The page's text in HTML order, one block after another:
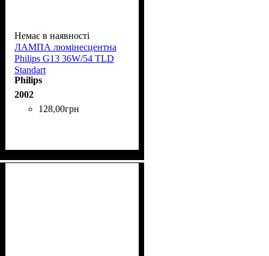
Немає в наявності
ЛАМПА люмінесцентна
Phіlіps G13 36W/54 TLD
Standart
Philips
2002
128,00грн